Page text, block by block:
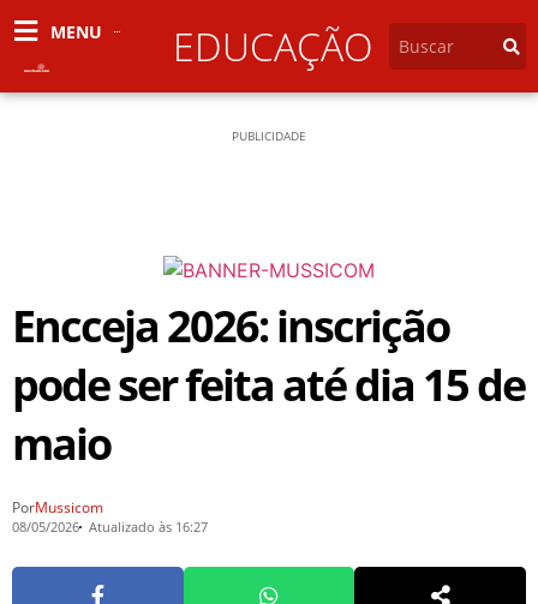
MENU EDUCAÇÃO
PUBLICIDADE
Encceja 2026: inscrição
pode ser feita até dia 15 de
maio
PorMussicom
08/05/2026 Atualizado às 16:27